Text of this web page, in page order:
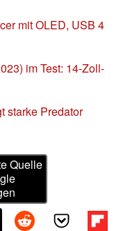
mit OLED, USB 4
im Test: 14-Zoll-
starke Predator
Quelle